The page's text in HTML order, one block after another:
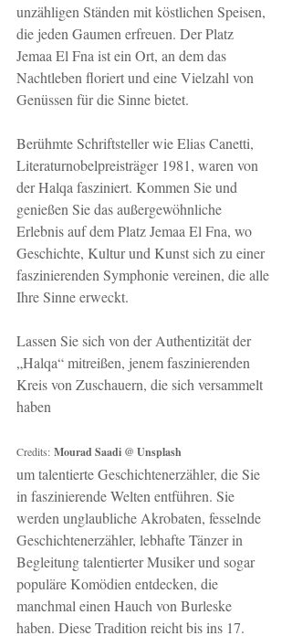
unzähligen Ständen mit köstlichen Speisen,
die jeden Gaumen erfreuen. Der Platz
Jemaa El Fna ist ein Ort, an dem das
Nachtleben floriert und eine Vielzahl von
Genüssen für die Sinne bietet.
Berühmte Schriftsteller wie Elias Canetti,
Literaturnobelpreisträger 1981, waren von
der Halqa fasziniert. Kommen Sie und
genießen Sie das außergewöhnliche
Erlebnis auf dem Platz Jemaa El Fna, wo
Geschichte, Kultur und Kunst sich zu einer
faszinierenden Symphonie vereinen, die alle
Ihre Sinne erweckt.
Lassen Sie sich von der Authentizität der
„Halqa“ mitreißen, jenem faszinierenden
Kreis von Zuschauern, die sich versammelt
haben
Credits: Mourad Saadi @ Unsplash
um talentierte Geschichtenerzähler, die Sie
in faszinierende Welten entführen. Sie
werden unglaubliche Akrobaten, fesselnde
Geschichtenerzähler, lebhafte Tänzer in
Begleitung talentierter Musiker und sogar
populäre Komödien entdecken, die
manchmal einen Hauch von Burleske
haben. Diese Tradition reicht bis ins 17.